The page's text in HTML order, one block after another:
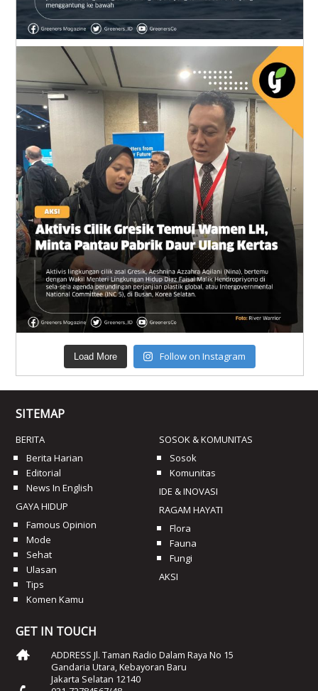
Load More Follow on Instagram
SITEMAP
BERITA
Berita Harian
Editorial
News In English
GAYA HIDUP
Famous Opinion
Mode
Sehat
Ulasan
Tips
Komen Kamu
SOSOK & KOMUNITAS
Sosok
Komunitas
IDE & INOVASI
RAGAM HAYATI
Flora
Fauna
Fungi
AKSI
GET IN TOUCH
ADDRESS Jl. Taman Radio Dalam Raya No 15
Gandaria Utara, Kebayoran Baru
Jakarta Selatan 12140